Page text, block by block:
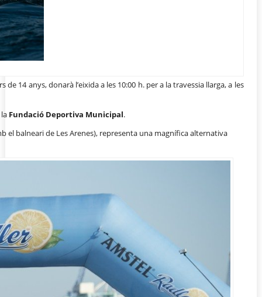
14 anys, donarà l’eixida a les 10:00 h. per a la travessia llarga, a les
Fundació Deportiva Municipal.
el balneari de Les Arenes), representa una magnífica alternativa